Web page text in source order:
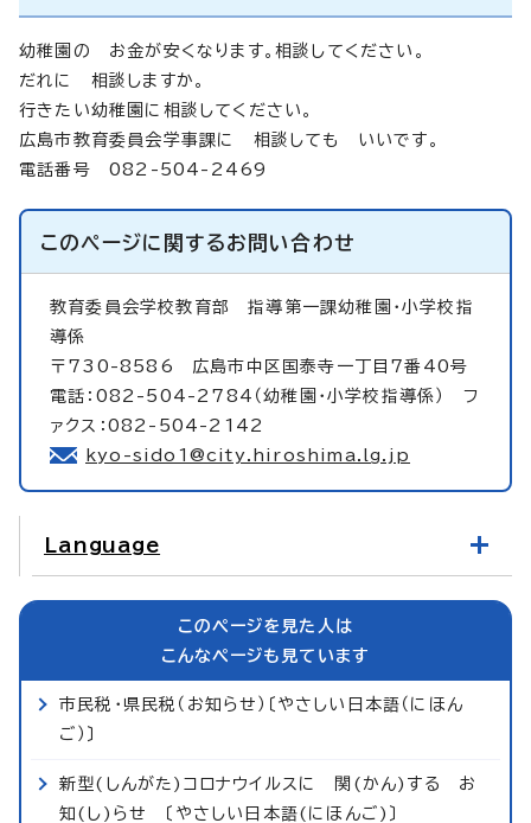
幼稚園の お金が安くなります。相談してください。
だれに 相談しますか。
行きたい幼稚園に相談してください。
広島市教育委員会学事課に 相談しても いいです。
電話番号 082-504-2469
このページに関するお問い合わせ
教育委員会学校教育部指導第一課幼稚園・小学校指
導係
〒730-8586 広島市中区国泰寺一丁目7番40号
電話：082-504-2784（幼稚園・小学校指導係） フ
ァクス：082-504-2142
kyo-sido1@city.hiroshima.lg.jp
Language
このページを見た人は
こんなページも見ています
市民税・県民税（お知らせ）〔やさしい日本語（にほん
ご）〕
新型(しんがた)コロナウイルスに 関(かん)する お
知(し)らせ 〔やさしい日本語(にほんご)〕